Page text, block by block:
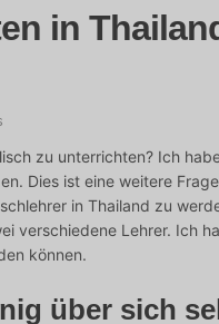
in
zu unterrichten? Ich
Dies ist eine weitere
in Thailand zu
verschiedene Lehrer. Ich
können.
über sich